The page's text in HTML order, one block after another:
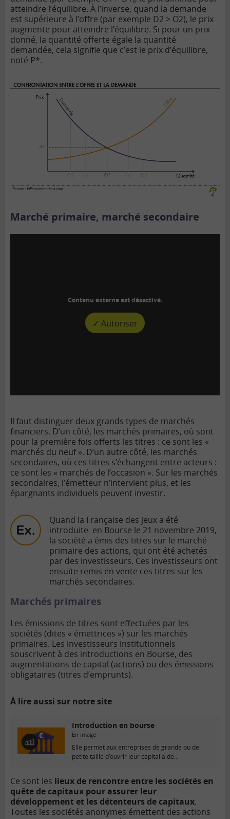
atteindre l’équilibre. À l’inverse, quand la demande
est supérieure à l’offre (par exemple D2 > O2), le prix
augmente pour atteindre l’équilibre. Si pour un prix
donné, la quantité offerte égale la quantité
demandée, cela signifie que c’est le prix d’équilibre,
noté P*.
Marché primaire, marché secondaire
Contenu externe est désactivé.
✓ Autoriser
Il faut distinguer deux grands types de marchés
financiers. D’un côté, les marchés primaires, où sont
pour la première fois offerts les titres : ce sont les «
marchés du neuf ». D’un autre côté, les marchés
secondaires, où ces titres s’échangent entre acteurs :
ce sont les « marchés de l’occasion ». Sur les marchés
secondaires, l’émetteur n’intervient plus, et les
épargnants individuels peuvent investir.
Quand la Française des jeux a été
introduite en Bourse le 21 novembre 2019,
la société a émis des titres sur le marché
primaire des actions, qui ont été achetés
par des investisseurs. Ces investisseurs ont
ensuite remis en vente ces titres sur les
marchés secondaires.
Marchés primaires
Les émissions de titres sont effectuées par les
sociétés (dites « émettrices ») sur les marchés
primaires. Les investisseurs institutionnels
souscrivent à des introductions en Bourse, des
augmentations de capital (actions) ou des émissions
obligataires (titres d’emprunts).
À lire aussi sur notre site
E
n
a
g
e
Introduction en bourse
En image
Elle permet aux entreprises de grande ou de
petite taille d’ouvrir leur capital à de...
Ce sont les lieux de rencontre entre les sociétés en
quête de capitaux pour assurer leur
développement et les détenteurs de capitaux.
Toutes les sociétés anonymes émettent des actions